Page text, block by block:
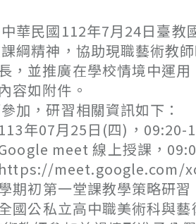
華民國112年7月24日臺
綱精神，協助現職藝術教
，並推廣在學校情境中運
容如附件。
加，研習相關資訊如下：
年07月25日(四)，09:20-
meet 線上授課，
meet.google.com/
初第一堂課教學策略研習
公私立高中職美術科與藝